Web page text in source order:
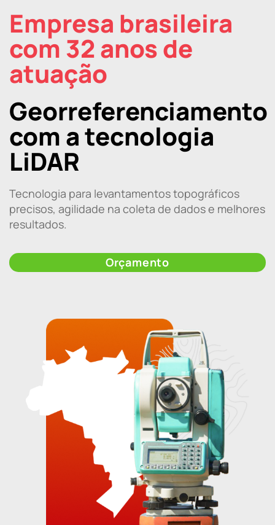
Empresa brasileira
com 32 anos de
atuação
Georreferenciamento
com a tecnologia
LiDAR
Tecnologia para levantamentos topográficos
precisos, agilidade na coleta de dados e melhores
resultados.
Orçamento